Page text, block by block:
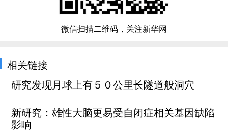
微信扫描二维码，关注新华网
相关链接
研究发现月球上有５０公里长隧道般洞穴
新研究：雄性大脑更易受自闭症相关基因缺陷
影响